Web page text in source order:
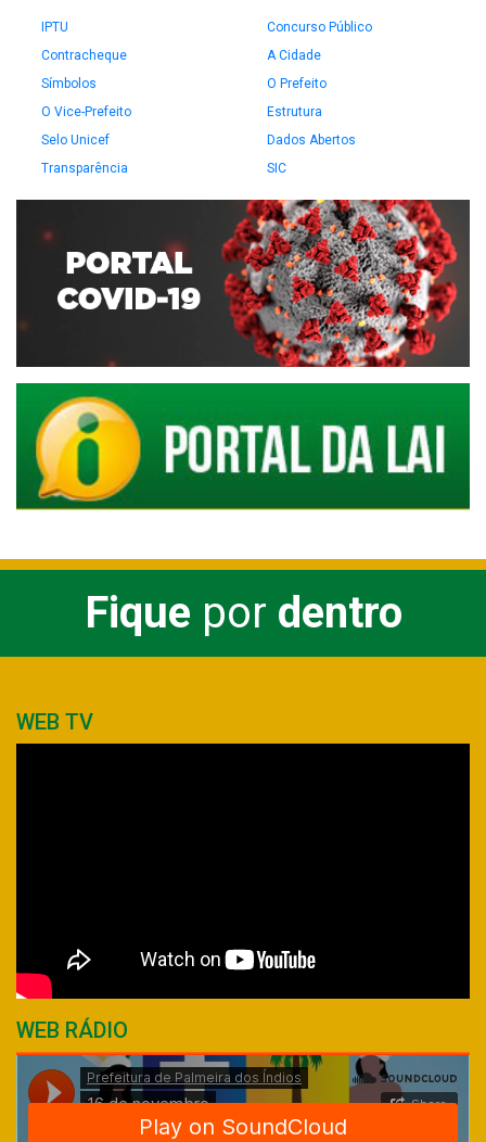
IPTU
Concurso Público
Contracheque
A Cidade
Símbolos
O Prefeito
O Vice-Prefeito
Estrutura
Selo Unicef
Dados Abertos
Transparência
SIC
Fique por dentro
WEB TV
WEB RÁDIO